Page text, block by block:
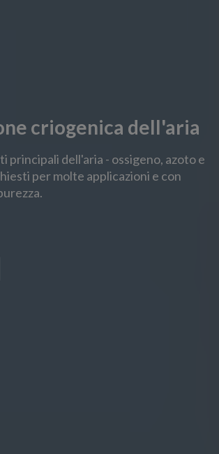
criogenica dell'aria
principali dell'aria - ossigeno, azoto e
per molte applicazioni e con